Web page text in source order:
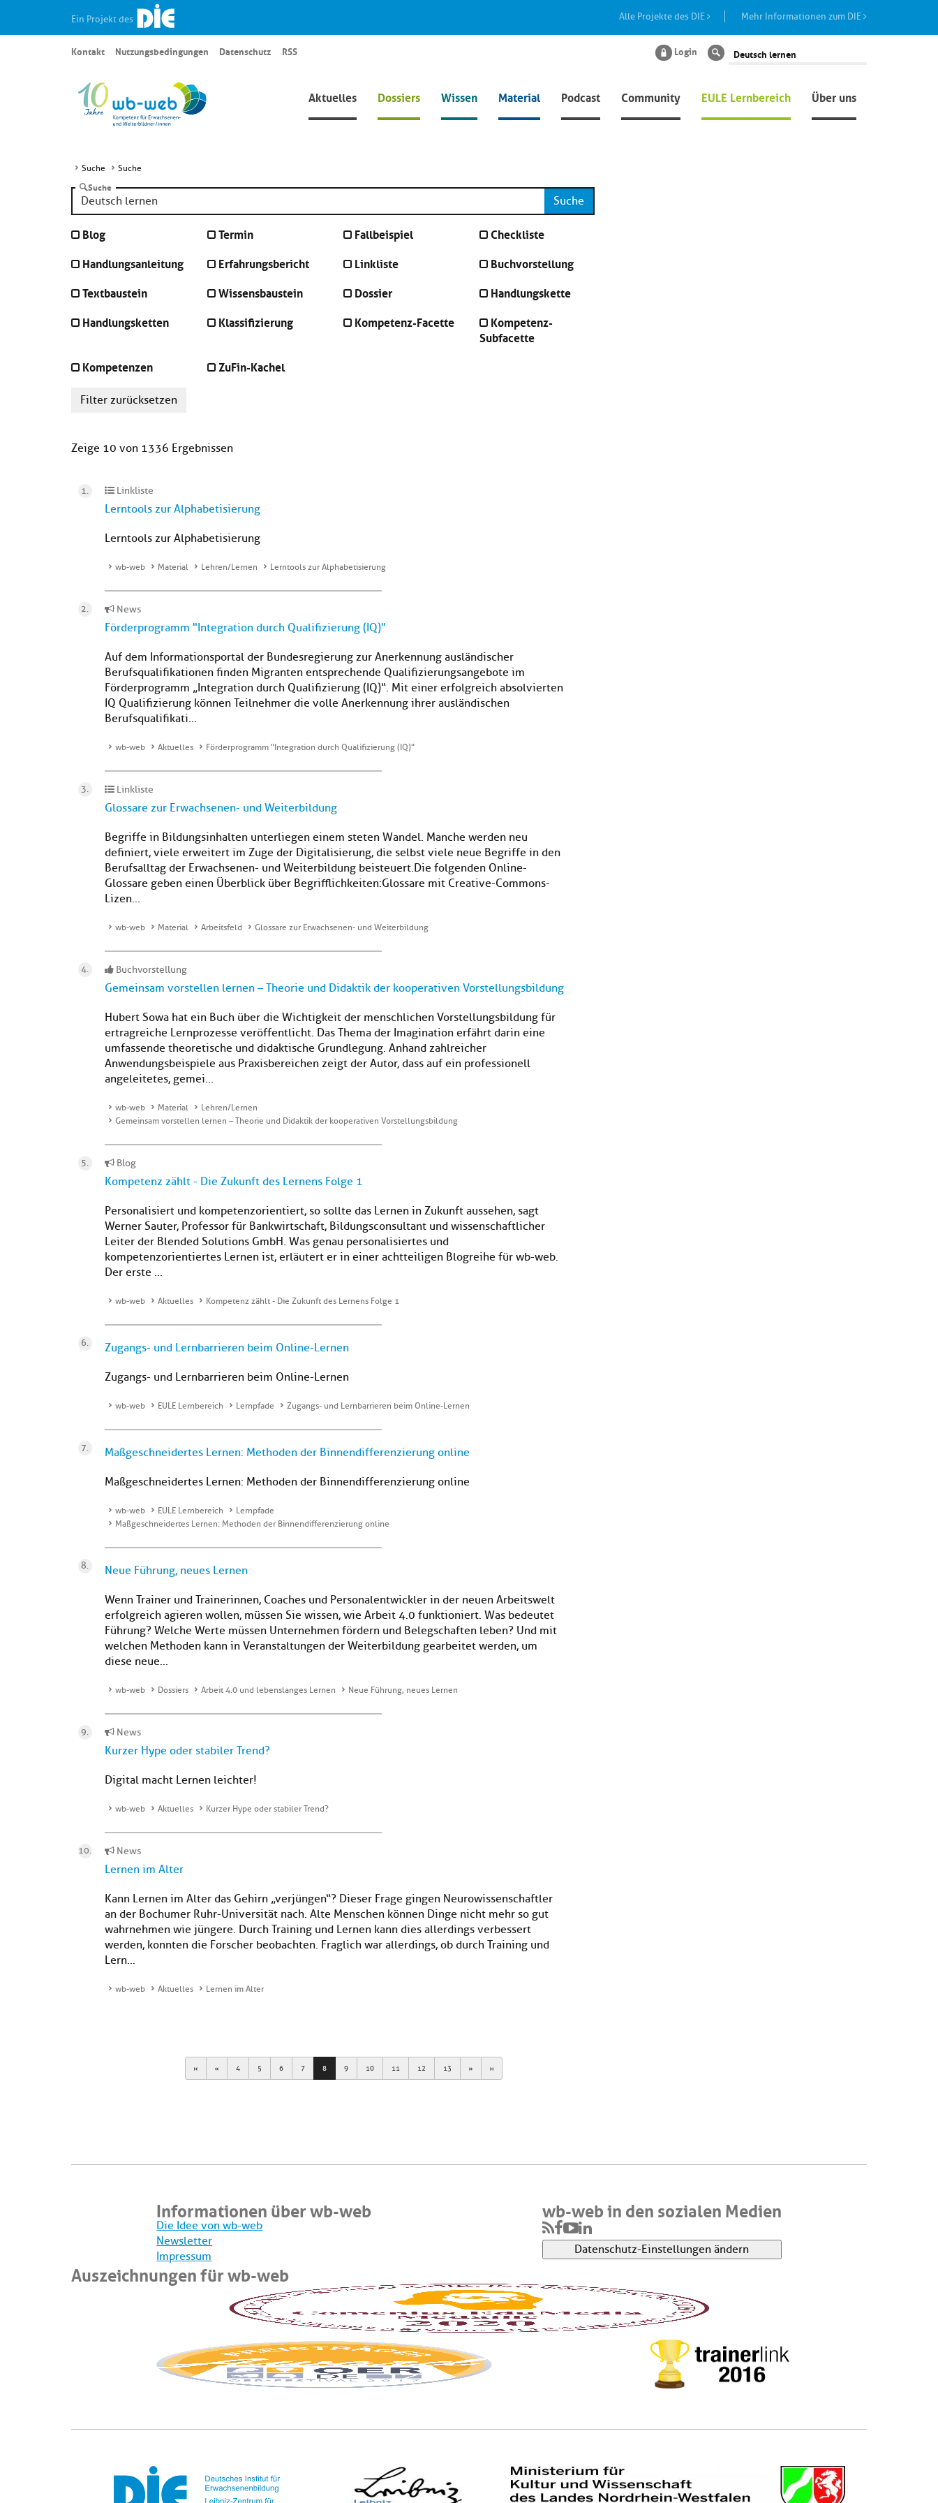
Ein Projekt des Alle Projekte des DIE Mehr Informationen zum DIE
Aktuelles Dossiers Wissen Material Podcast Community EULE Lernbereich Über uns
Kontakt Nutzungsbedingungen Datenschutz RSS Login Suche
Suche Suche
Suche
Suche
Blog Termin Fallbeispiel
Checkliste
Handlungsanleitung
Erfahrungsbericht Linkliste
Buchvorstellung
Textbaustein
Wissensbaustein Dossier
Handlungskette
Handlungsketten
Klassifizierung Kompetenz-Facette
Kompetenz-
Subfacette
Kompetenzen
ZuFin-Kachel
Filter zurücksetzen
Zeige 10 von 1336 Ergebnissen
Linkliste
Lerntools zur Alphabetisierung
Lerntools zur Alphabetisierung
wb-web Material Lehren/Lernen Lerntools zur Alphabetisierung
News
Förderprogramm "Integration durch Qualifizierung (IQ)"
Auf dem Informationsportal der Bundesregierung zur Anerkennung ausländischer
Berufsqualifikationen finden Migranten entsprechende Qualifizierungsangebote im
Förderprogramm „Integration durch Qualifizierung (IQ)“. Mit einer erfolgreich absolvierten
IQ Qualifizierung können Teilnehmer die volle Anerkennung ihrer ausländischen
Berufsqualifikati...
wb-web Aktuelles Förderprogramm "Integration durch Qualifizierung (IQ)"
Linkliste
Glossare zur Erwachsenen- und Weiterbildung
Begriffe in Bildungsinhalten unterliegen einem steten Wandel. Manche werden neu
definiert, viele erweitert im Zuge der Digitalisierung, die selbst viele neue Begriffe in den
Berufsalltag der Erwachsenen- und Weiterbildung beisteuert.Die folgenden Online-
Glossare geben einen Überblick über Begrifflichkeiten: Glossare mit Creative-Commons-
Lizen...
wb-web Material Arbeitsfeld Glossare zur Erwachsenen- und Weiterbildung
Buchvorstellung
Gemeinsam vorstellen lernen – Theorie und Didaktik der kooperativen Vorstellungsbildung
Hubert Sowa hat ein Buch über die Wichtigkeit der menschlichen Vorstellungsbildung für
ertragreiche Lernprozesse veröffentlicht. Das Thema der Imagination erfährt darin eine
umfassende theoretische und didaktische Grundlegung. Anhand zahlreicher
Anwendungsbeispiele aus Praxisbereichen zeigt der Autor, dass auf ein professionell
angeleitetes, gemei...
wb-web Material
Lehren/Lernen
Gemeinsam vorstellen lernen – Theorie und Didaktik der kooperativen Vorstellungsbildung
Blog
Kompetenz zählt - Die Zukunft des Lernens Folge 1
Personalisiert und kompetenzorientiert, so sollte das Lernen in Zukunft aussehen, sagt
Werner Sauter, Professor für Bankwirtschaft, Bildungsconsultant und wissenschaftlicher
Leiter der Blended Solutions GmbH. Was genau personalisiertes und
kompetenzorientiertes Lernen ist, erläutert er in einer achtteiligen Blogreihe für wb-web.
Der erste ...
wb-web Aktuelles Kompetenz zählt - Die Zukunft des Lernens Folge 1
Zugangs- und Lernbarrieren beim Online-Lernen
Zugangs- und Lernbarrieren beim Online-Lernen
wb-web EULE Lernbereich Lernpfade Zugangs- und Lernbarrieren beim Online-Lernen
Maßgeschneidertes Lernen: Methoden der Binnendifferenzierung online
Maßgeschneidertes Lernen: Methoden der Binnendifferenzierung online
wb-web EULE Lernbereich
Lernpfade
Maßgeschneidertes Lernen: Methoden der Binnendifferenzierung online
Neue Führung, neues Lernen
Wenn Trainer und Trainerinnen, Coaches und Personalentwickler in der neuen Arbeitswelt
erfolgreich agieren wollen, müssen Sie wissen, wie Arbeit 4.0 funktioniert. Was bedeutet
Führung? Welche Werte müssen Unternehmen fördern und Belegschaften leben? Und mit
welchen Methoden kann in Veranstaltungen der Weiterbildung gearbeitet werden, um
diese neue...
wb-web Dossiers Arbeit 4.0 und lebenslanges Lernen Neue Führung, neues Lernen
News
Kurzer Hype oder stabiler Trend?
Digital macht Lernen leichter!
wb-web Aktuelles Kurzer Hype oder stabiler Trend?
News
Lernen im Alter
Kann Lernen im Alter das Gehirn „verjüngen“? Dieser Frage gingen Neurowissenschaftler
an der Bochumer Ruhr-Universität nach. Alte Menschen können Dinge nicht mehr so gut
wahrnehmen wie jüngere. Durch Training und Lernen kann dies allerdings verbessert
werden, konnten die Forscher beobachten. Fraglich war allerdings, ob durch Training und
Lern...
wb-web Aktuelles Lernen im Alter
First Previous
4 5 6 7 8 9 10 11 12 13 Next Last
Informationen über wb-web
Die Idee von wb-web
Newsletter
Impressum
wb-web in den sozialen Medien
Datenschutz-Einstellungen ändern
Auszeichnungen für wb-web